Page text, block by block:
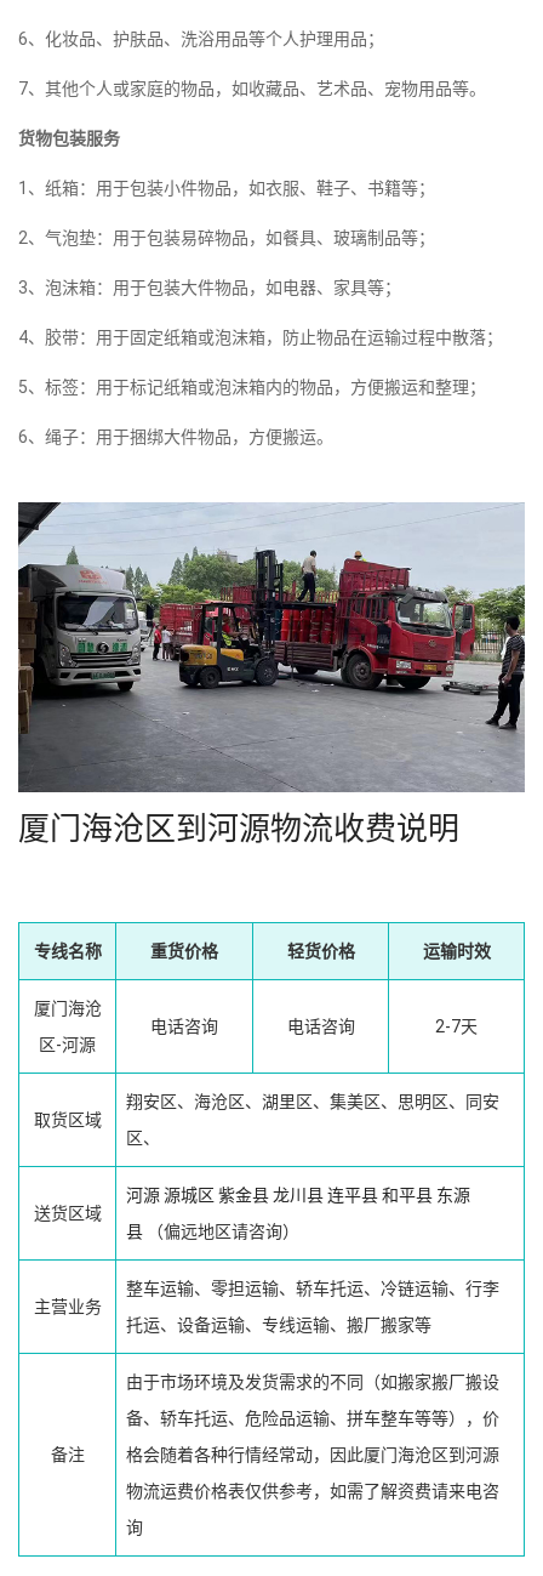
6、化妆品、护肤品、洗浴用品等个人护理用品；
7、其他个人或家庭的物品，如收藏品、艺术品、宠物用品等。
货物包装服务
1、纸箱：用于包装小件物品，如衣服、鞋子、书籍等；
2、气泡垫：用于包装易碎物品，如餐具、玻璃制品等；
3、泡沫箱：用于包装大件物品，如电器、家具等；
4、胶带：用于固定纸箱或泡沫箱，防止物品在运输过程中散落；
5、标签：用于标记纸箱或泡沫箱内的物品，方便搬运和整理；
6、绳子：用于捆绑大件物品，方便搬运。
厦门海沧区到河源物流收费说明
专线名称 重货价格 轻货价格 运输时效
厦门海沧
区-河源
电话咨询 电话咨询 2-7天
取货区域
翔安区、海沧区、湖里区、集美区、思明区、同安
区、
送货区域
河源源城区 紫金县龙川县连平县和平县 东源
县 （偏远地区请咨询）
主营业务
整车运输、零担运输、轿车托运、冷链运输、行李
托运、设备运输、专线运输、搬厂搬家等
备注
由于市场环境及发货需求的不同（如搬家搬厂搬设
备、轿车托运、危险品运输、拼车整车等等），价
格会随着各种行情经常动，因此厦门海沧区到河源
物流运费价格表仅供参考，如需了解资费请来电咨
询